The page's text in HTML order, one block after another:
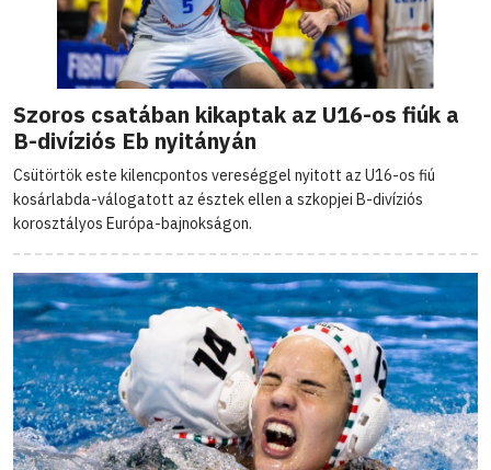
Szoros csatában kikaptak az U16-os fiúk a
B-divíziós Eb nyitányán
Csütörtök este kilencpontos vereséggel nyitott az U16-os fiú
kosárlabda-válogatott az észtek ellen a szkopjei B-divíziós
korosztályos Európa-bajnokságon.